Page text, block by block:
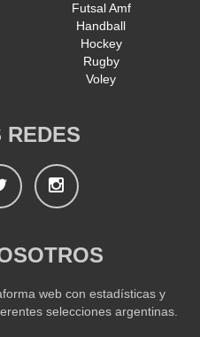
Futsal Amf
Handball
Hockey
Rugby
Voley
REDES
Instagram
web con estadísticas y
selecciones argentinas.